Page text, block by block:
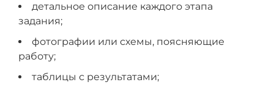
детальное описание каждого этапа
задания;
фотографии или схемы, поясняющие
работу;
таблицы с результатами;